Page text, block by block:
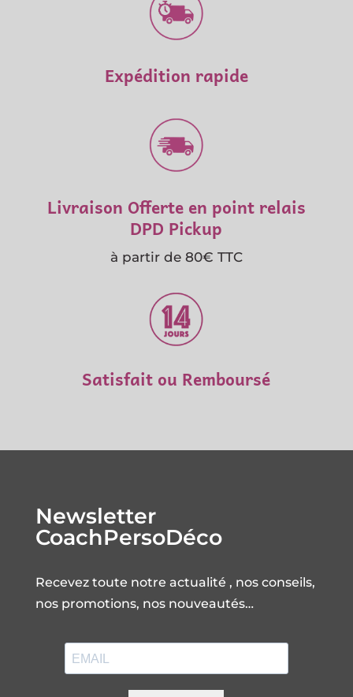
Expédition rapide
Livraison Offerte en point relais
DPD Pickup
à partir de 80€ TTC
Satisfait ou Remboursé
Newsletter
CoachPersoDéco
Recevez toute notre actualité , nos conseils,
nos promotions, nos nouveautés…